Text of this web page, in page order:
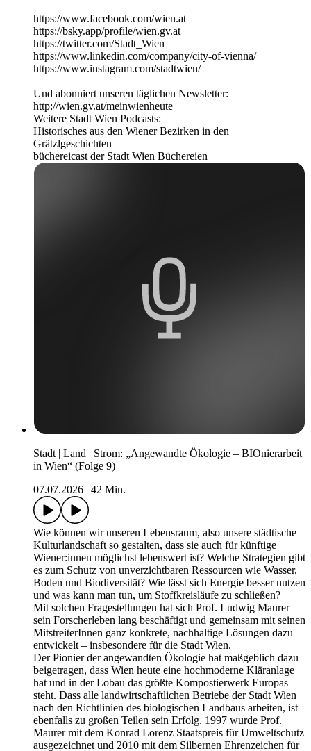
https://www.facebook.com/wien.at
https://bsky.app/profile/wien.gv.at
https://twitter.com/Stadt_Wien
https://www.linkedin.com/company/city-of-vienna/
https://www.instagram.com/stadtwien/
Und abonniert unseren täglichen Newsletter:
http://wien.gv.at/meinwienheute
Weitere Stadt Wien Podcasts:
Historisches aus den Wiener Bezirken in den
Grätzlgeschichten
büchereicast der Stadt Wien Büchereien
Stadt | Land | Strom: „Angewandte Ökologie – BIOnierarbeit
in Wien“ (Folge 9)
07.07.2026 | 42 Min.
Wie können wir unseren Lebensraum, also unsere städtische
Kulturlandschaft so gestalten, dass sie auch für künftige
Wiener:innen möglichst lebenswert ist? Welche Strategien gibt
es zum Schutz von unverzichtbaren Ressourcen wie Wasser,
Boden und Biodiversität? Wie lässt sich Energie besser nutzen
und was kann man tun, um Stoffkreisläufe zu schließen?
Mit solchen Fragestellungen hat sich Prof. Ludwig Maurer
sein Forscherleben lang beschäftigt und gemeinsam mit seinen
MitstreiterInnen ganz konkrete, nachhaltige Lösungen dazu
entwickelt – insbesondere für die Stadt Wien.
Der Pionier der angewandten Ökologie hat maßgeblich dazu
beigetragen, dass Wien heute eine hochmoderne Kläranlage
hat und in der Lobau das größte Kompostierwerk Europas
steht. Dass alle landwirtschaftlichen Betriebe der Stadt Wien
nach den Richtlinien des biologischen Landbaus arbeiten, ist
ebenfalls zu großen Teilen sein Erfolg. 1997 wurde Prof.
Maurer mit dem Konrad Lorenz Staatspreis für Umweltschutz
ausgezeichnet und 2010 mit dem Silbernen Ehrenzeichen für